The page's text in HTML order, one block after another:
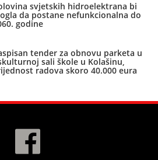
svjetskih hidroelektrana bi
da postane nefunkcionalna do
godine
tender za obnovu parketa u
sali škole u Kolašinu,
radova skoro 40.000 eura